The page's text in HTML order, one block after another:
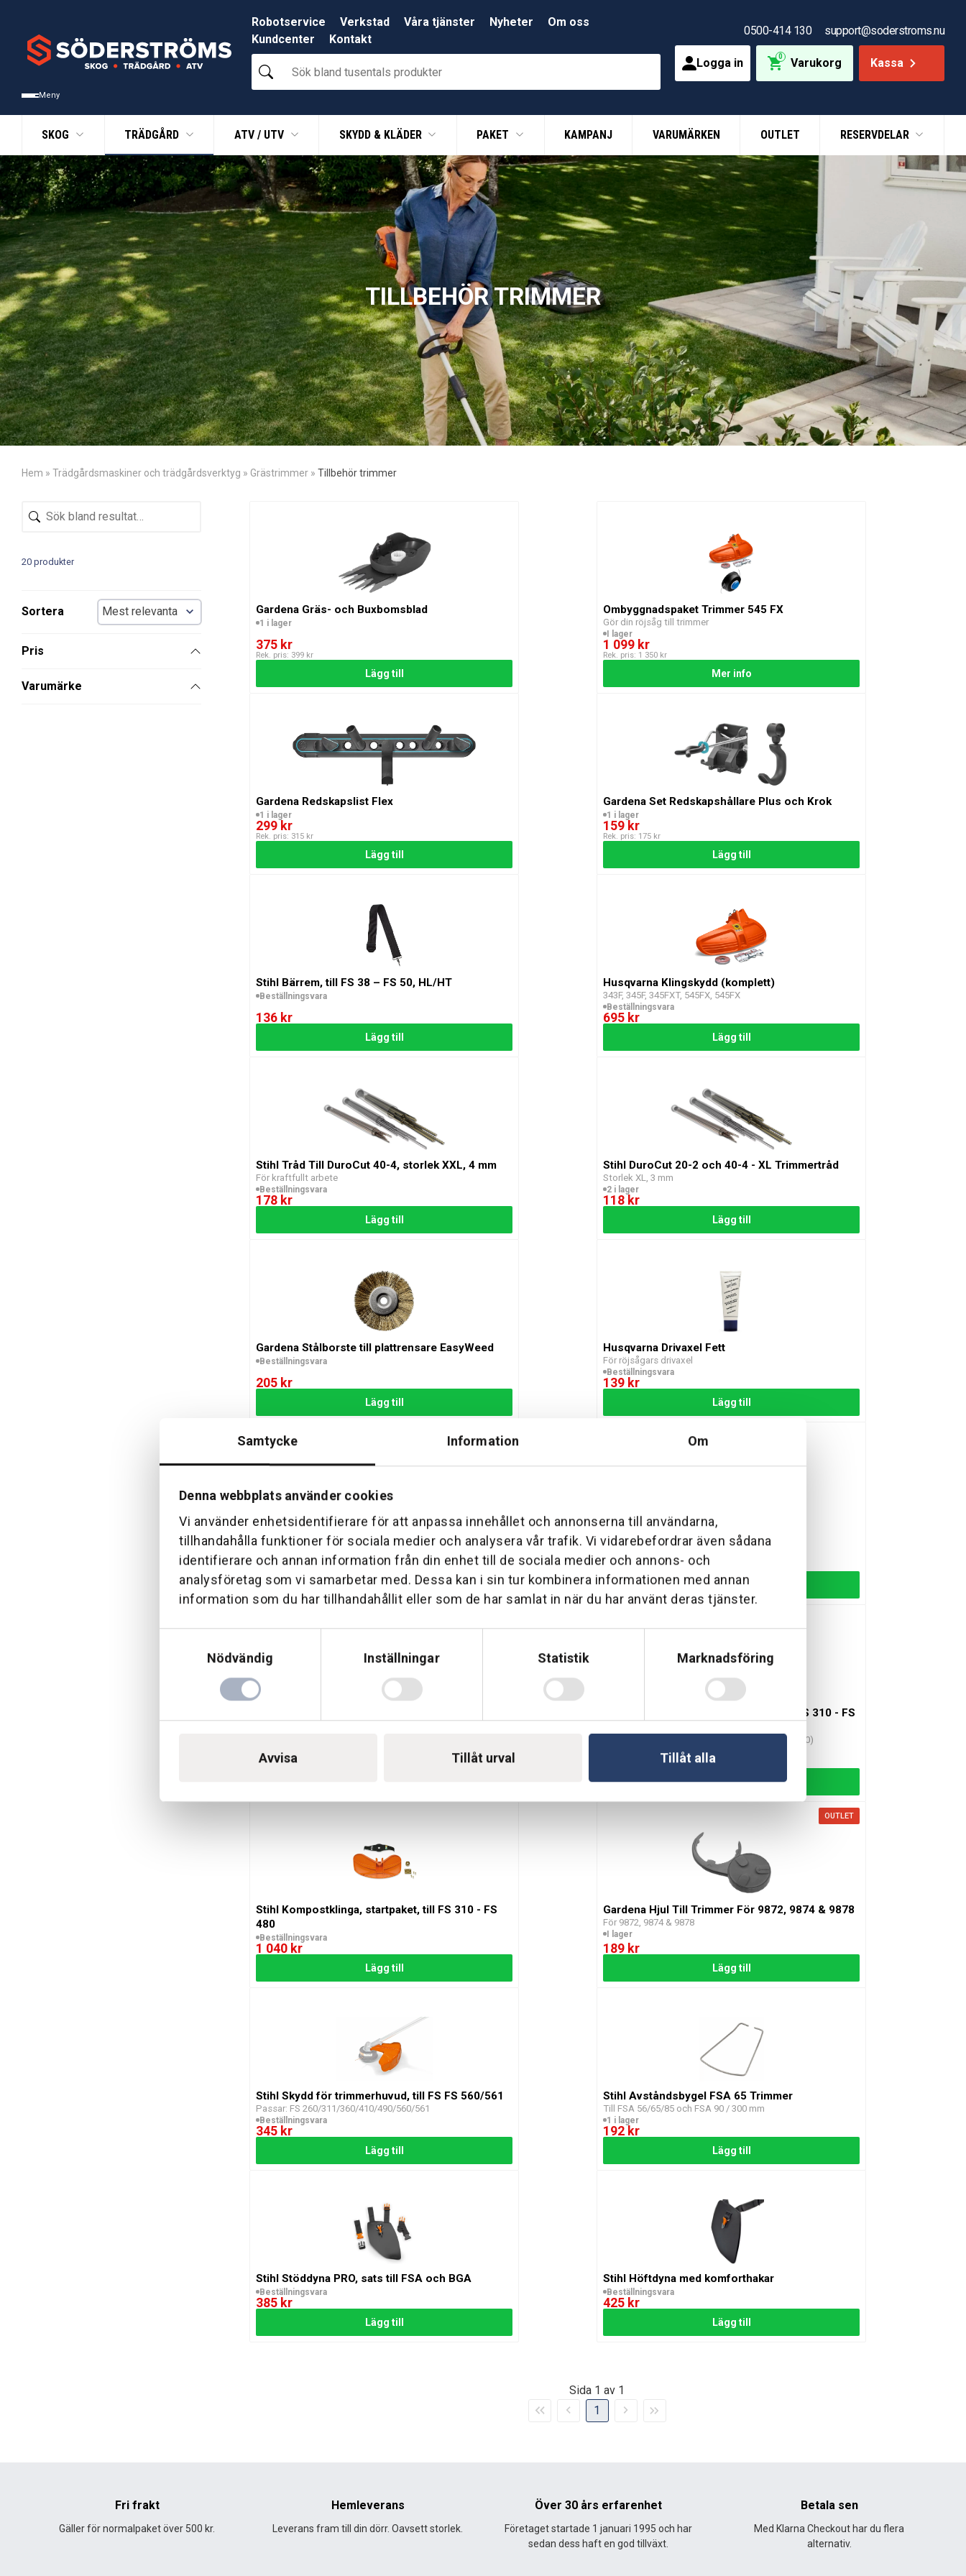
Samtycke Information Om
Denna webbplats använder cookies
Vi använder enhetsidentifierare för att anpassa innehållet och annonserna till användarna,
tillhandahålla funktioner för sociala medier och analysera vår trafik. Vi vidarebefordrar även sådana
identifierare och annan information från din enhet till de sociala medier och annons- och
analysföretag som vi samarbetar med. Dessa kan i sin tur kombinera informationen med annan
information som du har tillhandahållit eller som de har samlat in när du har använt deras tjänster.
Nödvändig
Inställningar Statistik Marknadsföring
Avvisa Tillåt urval Tillåt alla
Meny
Robotservice Verkstad Våra tjänster Nyheter
Om oss
Kundcenter
Kontakt
Sök
bland
produkter
0500-414 130 support@soderstroms.nu
Logga in 0 Varukorg Kassa
SKOG TRÄDGÅRD ATV / UTV SKYDD & KLÄDER PAKET KAMPANJ VARUMÄRKEN OUTLET RESERVDELAR
TILLBEHÖR TRIMMER
Hem » Trädgårdsmaskiner och trädgårdsverktyg » Grästrimmer » Tillbehör trimmer
20 produkter
Sortera
Pris
Varumärke
Gardena Gräs- och Buxbomsblad
1 i lager
375 kr
Rek. pris: 399 kr
Lägg till
Ombyggnadspaket Trimmer 545 FX
Gör din röjsåg till trimmer
I lager
1 099 kr
Rek. pris: 1 350 kr
Mer info
Gardena Redskapslist Flex
1 i lager
299 kr
Rek. pris: 315 kr
Lägg till
Gardena Set Redskapshållare Plus och Krok
1 i lager
159 kr
Rek. pris: 175 kr
Lägg till
Stihl Bärrem, till FS 38 – FS 50, HL/HT
Beställningsvara
136 kr
Lägg till
Husqvarna Klingskydd (komplett)
343F, 345F, 345FXT, 545FX, 545FX
Beställningsvara
695 kr
Lägg till
Stihl Tråd Till DuroCut 40-4, storlek XXL, 4 mm
För kraftfullt arbete
Beställningsvara
178 kr
Lägg till
Stihl DuroCut 20-2 och 40-4 - XL Trimmertråd
Storlek XL, 3 mm
2 i lager
118 kr
Lägg till
Gardena Stålborste till plattrensare EasyWeed
Beställningsvara
205 kr
Lägg till
Husqvarna Drivaxel Fett
För röjsågars drivaxel
Beställningsvara
139 kr
Lägg till
STIHL Röjsele, till FSA 90, FS 55 – FS 560
Passar FSA 90, FS 55 – FS 560
Beställningsvara
725 kr
Lägg till
Husqvarna Klingskydd (komplett)
555FX & 555FXT
2 i lager
475 kr
Lägg till
625 kr
Stihl Skydd till sågklinga, 200 mm, till FS 310 - FS
Passar: FS 310 - FS 480 (ej FS 360/410 och FS 460)
Beställningsvara
Lägg till
Stihl Kompostklinga, startpaket, till FS 310 - FS
480
Beställningsvara
1 040 kr
Lägg till
OUTLET
Gardena Hjul Till Trimmer För 9872, 9874 & 9878
För 9872, 9874 & 9878
I lager
189 kr
Lägg till
Stihl Skydd för trimmerhuvud, till FS FS 560/561
Passar: FS 260/311/360/410/490/560/561
Beställningsvara
345 kr
Lägg till
Stihl Avståndsbygel FSA 65 Trimmer
Till FSA 56/65/85 och FSA 90 / 300 mm
1 i lager
192 kr
Lägg till
Stihl Stöddyna PRO, sats till FSA och BGA
Beställningsvara
385 kr
Lägg till
Stihl Höftdyna med komforthakar
Beställningsvara
425 kr
Lägg till
Sida 1 av 1
Föregående
1
Nästa
Fri frakt
Gäller för normalpaket över 500 kr.
Hemleverans
Leverans fram till din dörr. Oavsett storlek.
Över 30 års erfarenhet
Företaget startade 1 januari 1995 och har
sedan dess haft en god tillväxt.
Betala sen
Med Klarna Checkout har du flera
alternativ.